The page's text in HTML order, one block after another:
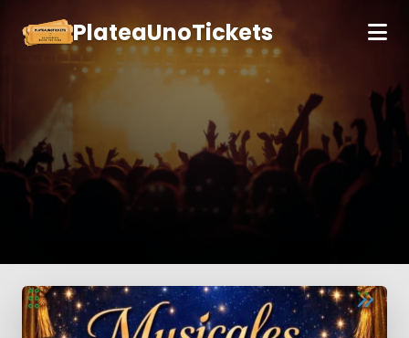
PlateaUnoTickets